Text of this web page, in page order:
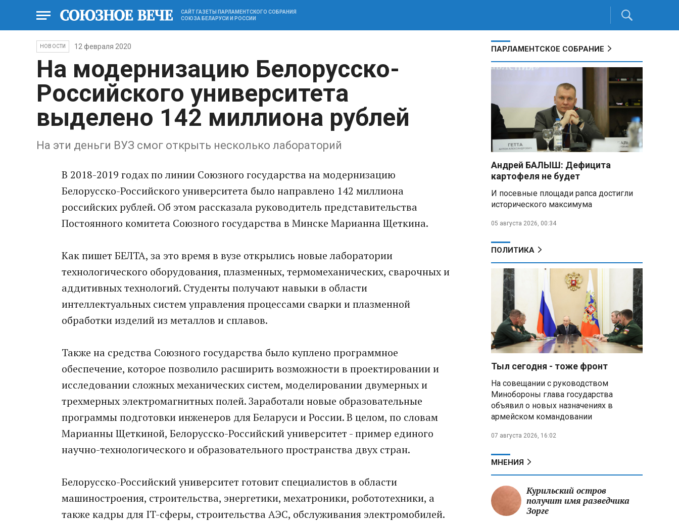
САЙТ ГАЗЕТЫ ПАРЛАМЕНТСКОГО СОБРАНИЯ
СОЮЗА БЕЛАРУСИ И РОССИИ
НОВОСТИ 12 февраля 2020
На модернизацию Белорусско-
Российского университета
выделено 142 миллиона рублей
На эти деньги ВУЗ смог открыть несколько лабораторий
В 2018-2019 годах по линии Союзного государства на модернизацию
Белорусско-Российского университета было направлено 142 миллиона
российских рублей. Об этом рассказала руководитель представительства
Постоянного комитета Союзного государства в Минске Марианна Щеткина.
Как пишет БЕЛТА, за это время в вузе открылись новые лаборатории
технологического оборудования, плазменных, термомеханических, сварочных и
аддитивных технологий. Студенты получают навыки в области
интеллектуальных систем управления процессами сварки и плазменной
обработки изделий из металлов и сплавов.
Также на средства Союзного государства было куплено программное
обеспечение, которое позволило расширить возможности в проектировании и
исследовании сложных механических систем, моделировании двумерных и
трехмерных электромагнитных полей. Заработали новые образовательные
программы подготовки инженеров для Беларуси и России. В целом, по словам
Марианны Щеткиной, Белорусско-Российский университет - пример единого
научно-технологического и образовательного пространства двух стран.
Белорусско-Российский университет готовит специалистов в области
машиностроения, строительства, энергетики, мехатроники, робототехники, а
также кадры для IT-сферы, строительства АЭС, обслуживания электромобилей.
ПАРЛАМЕНТСКОЕ СОБРАНИЕ
Андрей БАЛЫШ: Дефицита
картофеля не будет
И посевные площади рапса достигли
исторического максимума
05 августа 2026, 00:34
ПОЛИТИКА
Тыл сегодня - тоже фронт
На совещании с руководством
Минобороны глава государства
объявил о новых назначениях в
армейском командовании
07 августа 2026, 16:02
МНЕНИЯ
Курильский остров
получит имя разведчика
Зорге